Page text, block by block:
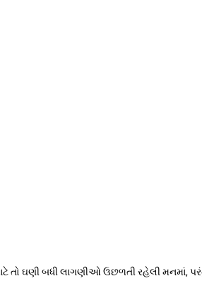
ઘણી બધી લાગણીઓ ઉછળતી રહેલી મનમાં,